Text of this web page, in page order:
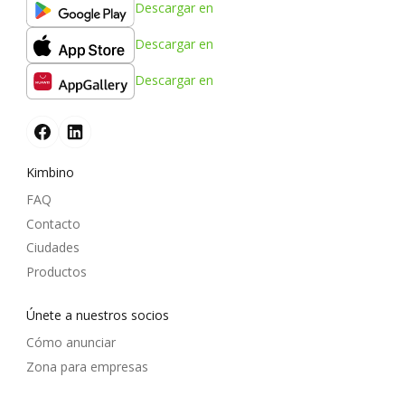
Descargar en
Descargar en
Descargar en
Kimbino
FAQ
Contacto
Ciudades
Productos
Únete a nuestros socios
Cómo anunciar
Zona para empresas